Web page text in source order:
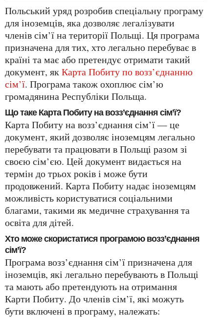
Польський уряд розробив спеціальну програму
для іноземців, яка дозволяє легалізувати
членів сім’ї на території Польщі. Ця програма
призначена для тих, хто легально перебуває в
країні та має або претендує отримати такий
документ, якКарта Побиту по возз’єднанню
сім’ї. Програма також охоплює сім’ю
громадянина Республіки Польща.
Що таке Карта Побиту на возз’єднання сім’ї?
Карта Побиту на возз’єднання сім’ї — це
документ, який дозволяє іноземцям легально
перебувати та працювати в Польщі разом зі
своєю сім’єю. Цей документ видається на
термін до трьох років і може бути
продовжений. Карта Побиту надає іноземцям
можливість користуватися соціальними
благами, такими як медичне страхування та
освіта для дітей.
Хто може скористатися програмою возз’єднання
сім’ї?
Програма возз’єднання сім’ї призначена для
іноземців, які легально перебувають в Польщі
та мають або претендують на отримання
Карти Побиту. До членів сім’ї, які можуть
бути включені в програму, належать: